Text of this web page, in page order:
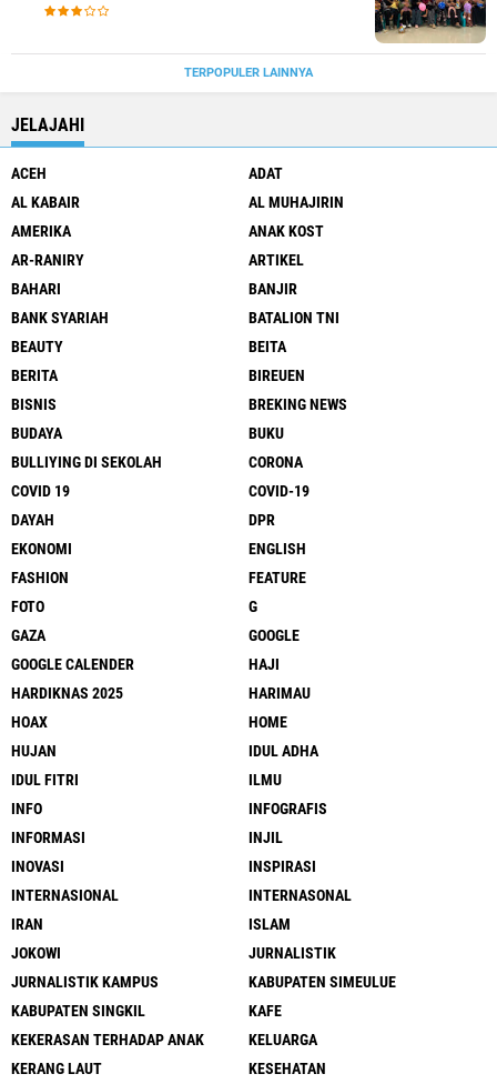
TERPOPULER LAINNYA
JELAJAHI
ACEH
ADAT
AL KABAIR
AL MUHAJIRIN
AMERIKA
ANAK KOST
AR-RANIRY
ARTIKEL
BAHARI
BANJIR
BANK SYARIAH
BATALION TNI
BEAUTY
BEITA
BERITA
BIREUEN
BISNIS
BREKING NEWS
BUDAYA
BUKU
BULLIYING DI SEKOLAH
CORONA
COVID 19
COVID-19
DAYAH
DPR
EKONOMI
ENGLISH
FASHION
FEATURE
FOTO
G
GAZA
GOOGLE
GOOGLE CALENDER
HAJI
HARDIKNAS 2025
HARIMAU
HOAX
HOME
HUJAN
IDUL ADHA
IDUL FITRI
ILMU
INFO
INFOGRAFIS
INFORMASI
INJIL
INOVASI
INSPIRASI
INTERNASIONAL
INTERNASONAL
IRAN
ISLAM
JOKOWI
JURNALISTIK
JURNALISTIK KAMPUS
KABUPATEN SIMEULUE
KABUPATEN SINGKIL
KAFE
KEKERASAN TERHADAP ANAK
KELUARGA
KERANG LAUT
KESEHATAN